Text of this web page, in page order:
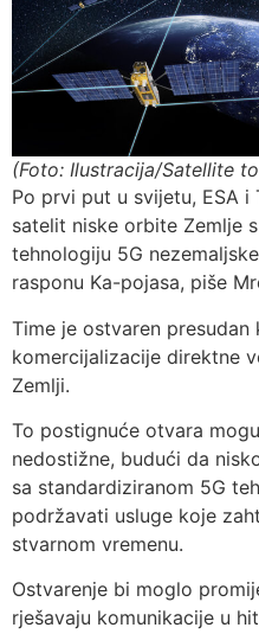
(Foto: Ilustracija/Satellite
Po prvi put u svijetu, ESA i
satelit niske orbite Zemlje
tehnologiju 5G
rasponu Ka-pojasa, piše
Time je ostvaren
komercijalizacije direktne
Zemlji.
To postignuće otvara
nedostižne, budući da
sa standardiziranom 5G
podržavati usluge koje
stvarnom vremenu.
Ostvarenje bi moglo
rješavaju komunikacije u